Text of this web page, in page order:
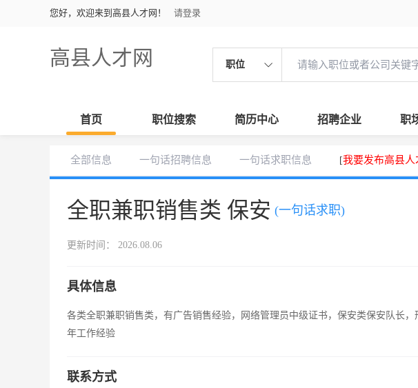
您好，欢迎来到高县人才网！ 请登录
高县人才网 职位
首页 职位搜索 简历中心 招聘企业 职
全部信息 一句话招聘信息 一句话求职信息 [我要发布高县
全职兼职销售类 保安 (一句话求职)
更新时间： 2026.08.06
具体信息
各类全职兼职销售类，有广告销售经验，网络管理员中级证书，保安类保安队长
年工作经验
联系方式